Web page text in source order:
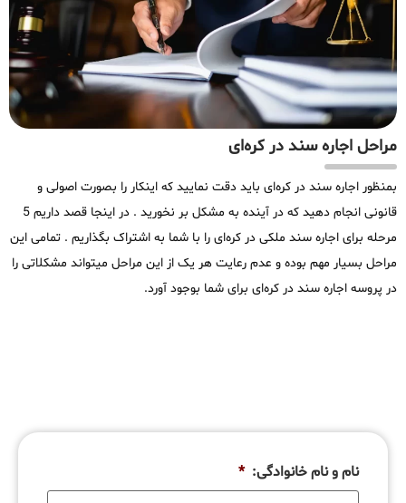
مراحل اجاره سند در کره‌ای
بمنظور اجاره سند در کره‌ای باید دقت نمایید که اینکار را بصورت اصولی و
قانونی انجام دهید که در آینده به مشکل بر نخورید . در اینجا قصد داریم 5
مرحله برای اجاره سند ملکی در کره‌ای را با شما به اشتراک بگذاریم . تمامی این
مراحل بسیار مهم بوده و عدم رعایت هر یک از این مراحل میتواند مشکلاتی را
در پروسه اجاره سند در کره‌ای برای شما بوجود آورد.
نام و نام خانوادگی: *